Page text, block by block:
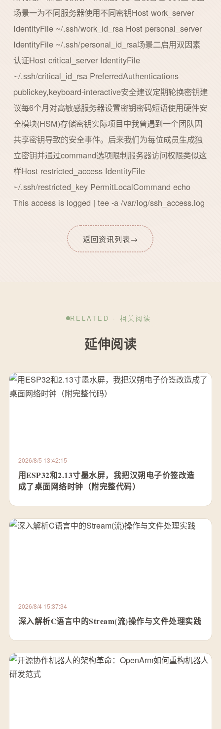
场景一为不同服务器使用不同密钥Host work_server
IdentityFile ~/.ssh/work_id_rsa Host personal_server
IdentityFile ~/.ssh/personal_id_rsa场景二启用双因素
认证Host critical_server IdentityFile
~/.ssh/critical_id_rsa PreferredAuthentications
publickey,keyboard-interactive安全建议定期轮换密钥建
议每6个月对高敏感服务器设置密钥密码短语使用硬件安
全模块(HSM)存储密钥实际项目中我曾遇到一个团队因
共享密钥导致的安全事件。后来我们为每位成员生成独
立密钥并通过command选项限制服务器访问权限类似这
样Host restricted_access IdentityFile
~/.ssh/restricted_key PermitLocalCommand echo
This access is logged | tee -a /var/log/ssh_access.log
返回资讯列表→
RELATED · 相关阅读
延伸阅读
2026/8/5 13:42:15
用ESP32和2.13寸墨水屏，我把汉朔电子价签改造
成了桌面网络时钟（附完整代码）
2026/8/4 15:37:34
深入解析C语言中的Stream(流)操作与文件处理实践